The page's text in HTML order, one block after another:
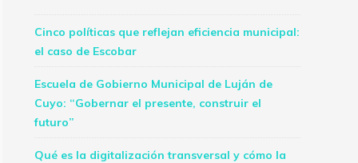
Cinco políticas que reflejan eficiencia municipal:
el caso de Escobar
Escuela de Gobierno Municipal de Luján de
Cuyo: “Gobernar el presente, construir el
futuro”
Qué es la digitalización transversal y cómo la